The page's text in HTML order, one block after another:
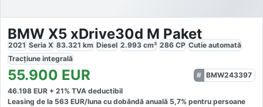
BMW X5 xDrive30d M Paket
2021 Seria X 83.321 km Diesel 2.993 cm³ 286 CP Cutie automată
Tracțiune integrală
55.900 EUR
BMW243397
46.198 EUR + 21% TVA deductibil
Leasing de la 563 EUR/luna cu dobăndă anuală 5,7% pentru persoane